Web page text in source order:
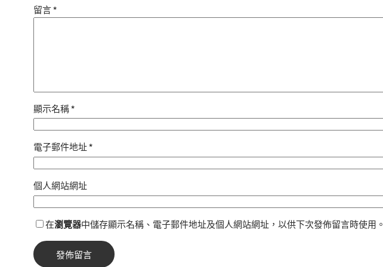
留言*
顯示名稱*
電子郵件地址*
個人網站網址
在瀏覽器中儲存顯示名稱、電子郵件地址及個人網站網址，以供下次發佈留言時使用。